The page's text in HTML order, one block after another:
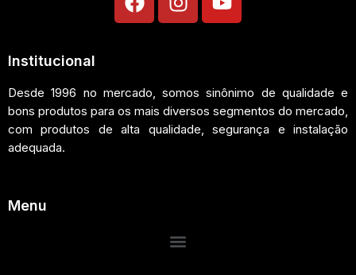
Institucional
Desde 1996 no mercado, somos sinônimo de qualidade e
bons produtos para os mais diversos segmentos do mercado,
com produtos de alta qualidade, segurança e instalação
adequada.
Menu